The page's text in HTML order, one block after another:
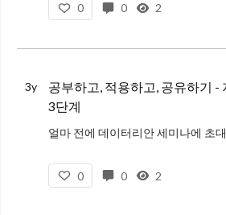
0 0 2
3y
공부하고, 적용하고, 공유하기 -
3단계
0 0 2